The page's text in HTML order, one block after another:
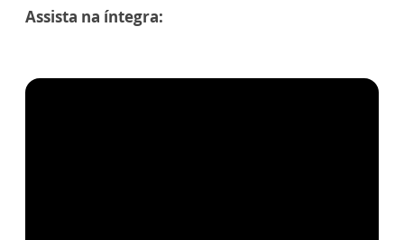
Assista na íntegra: